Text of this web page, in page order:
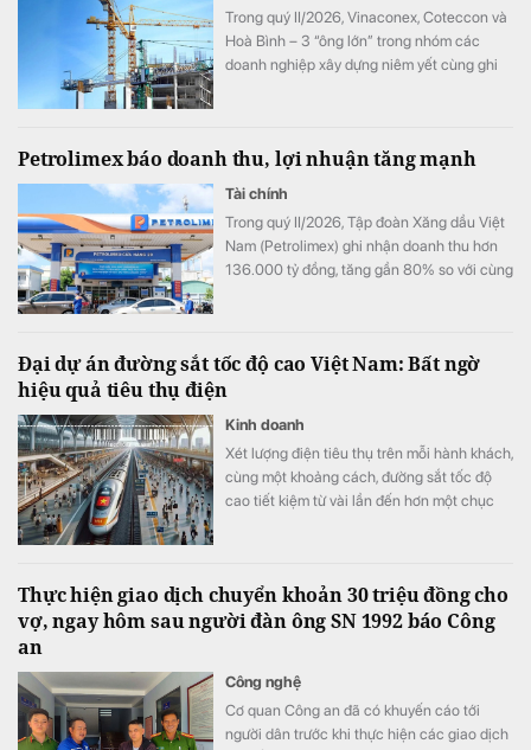
Trong quý II/2026, Vinaconex, Coteccon và
Hoà Bình – 3 “ông lớn” trong nhóm các
doanh nghiệp xây dựng niêm yết cùng ghi
Petrolimex báo doanh thu, lợi nhuận tăng mạnh
Tài chính
Trong quý II/2026, Tập đoàn Xăng dầu Việt
Nam (Petrolimex) ghi nhận doanh thu hơn
136.000 tỷ đồng, tăng gần 80% so với cùng
Đại dự án đường sắt tốc độ cao Việt Nam: Bất ngờ
hiệu quả tiêu thụ điện
Kinh doanh
Xét lượng điện tiêu thụ trên mỗi hành khách,
cùng một khoảng cách, đường sắt tốc độ
cao tiết kiệm từ vài lần đến hơn một chục
Thực hiện giao dịch chuyển khoản 30 triệu đồng cho
vợ, ngay hôm sau người đàn ông SN 1992 báo Công
an
Công nghệ
Cơ quan Công an đã có khuyến cáo tới
người dân trước khi thực hiện các giao dịch